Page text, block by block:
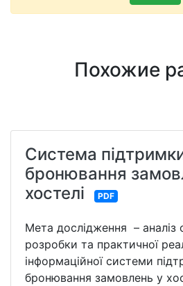
Похожие
Система
бронювання
хостелі
PDF
Мета дослідження – аналіз
розробки та практичної
інформаційної системи
бронювання замовлень у